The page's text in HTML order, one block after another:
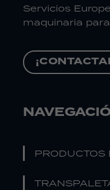
Servicios
maquinaria
PRODUCTOS